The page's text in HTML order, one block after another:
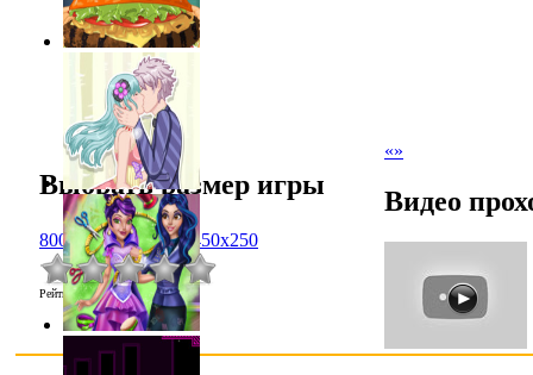
«»
Выбрать размер игры
800x600 1024x768 450x250
Рейтинг :0.0/0
Видео